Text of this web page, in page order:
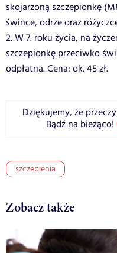
skojarzoną szczepionkę
śwince, odrze oraz
2. W 7. roku życia, na
szczepionkę przeciwko
odpłatna. Cena: ok. 45 zł.
Dziękujemy, że
Bądź na bieżąco!
szczepienia
Zobacz także